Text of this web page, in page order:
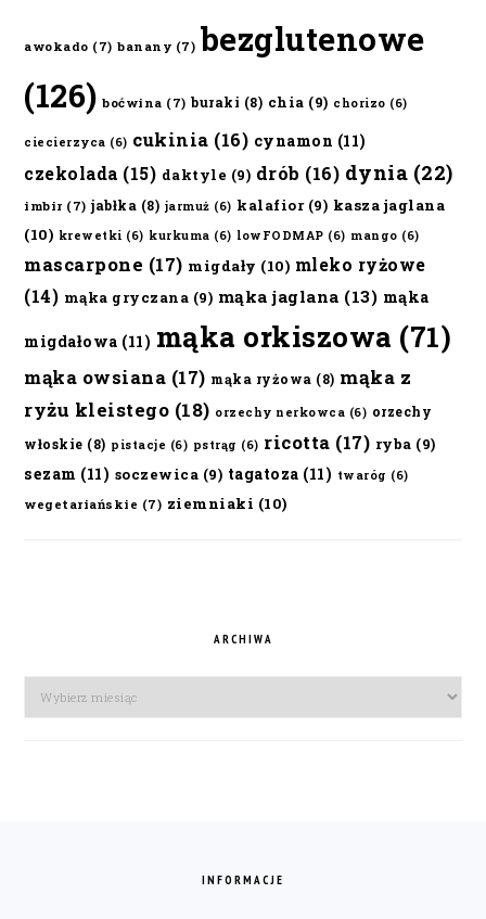
awokado (7) banany (7) bezglutenowe
(126) boćwina (7) buraki (8) chia (9) chorizo (6)
ciecierzyca (6) cukinia (16) cynamon (11)
czekolada (15) daktyle (9) drób (16) dynia (22)
imbir (7) jabłka (8) jarmuż (6) kalafior(9) kasza jaglana
(10) krewetki (6) kurkuma (6) lowFODMAP (6) mango (6)
mascarpone (17) migdały (10) mleko ryżowe
(14) mąka gryczana (9) mąka jaglana (13) mąka
migdałowa (11) mąka orkiszowa (71)
mąka owsiana (17) mąka ryżowa (8) mąka z
ryżu kleistego (18) orzechy nerkowca (6) orzechy
włoskie (8) pistacje (6) pstrąg (6) ricotta (17) ryba (9)
sezam (11) soczewica (9) tagatoza (11) twaróg (6)
wegetariańskie (7) ziemniaki (10)
ARCHIWA
Archiwa
INFORMACJE